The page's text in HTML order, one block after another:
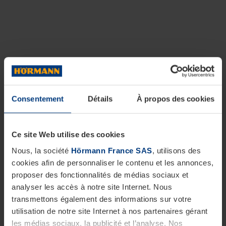
Consentement Détails À propos des cookies
Ce site Web utilise des cookies
Nous, la société Hörmann France SAS, utilisons des
cookies afin de personnaliser le contenu et les annonces,
proposer des fonctionnalités de médias sociaux et
analyser les accès à notre site Internet. Nous
transmettons également des informations sur votre
utilisation de notre site Internet à nos partenaires gérant
les médias sociaux, la publicité et l’analyse. Nos